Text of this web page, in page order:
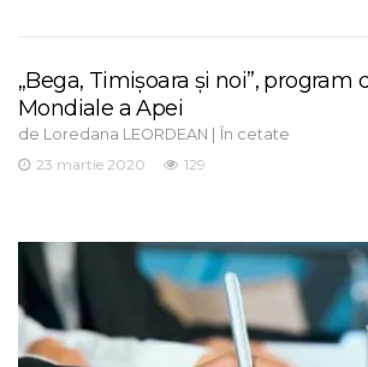
„Bega, Timișoara și noi”, program
Mondiale a Apei
de Loredana LEORDEAN | În cetate
23 martie 2020
129